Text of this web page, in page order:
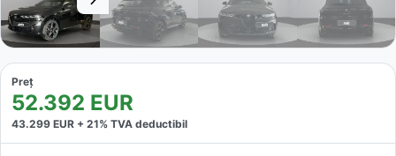
Preț
52.392 EUR
43.299 EUR + 21% TVA deductibil